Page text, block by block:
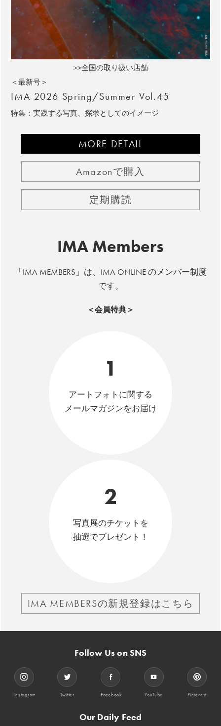
>>全国の取り扱い店舗
＜最新号＞
IMA 2026 Spring/Summer Vol.45
特集：実践する写真、探求としてのイメージ
MORE DETAIL
Amazonで購入
定期購読
IMA Members
「IMA MEMBERS」は、IMA ONLINE のメンバー制度
です。
＜会員特典＞
1
アートフォトに関する
メールマガジンをお届け
2
写真展のチケットを
抽選でプレゼント！
IMA MEMBERSの新規登録はこちら
Follow Us on SNS
Instagram Twitter Facebook YouTube Pinterest
Our Daily Feed